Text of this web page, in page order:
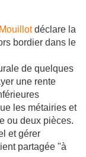
déclare la
bordier dans le
de quelques
une rente
les métairies et
ou deux pièces.
et gérer
partagée "à